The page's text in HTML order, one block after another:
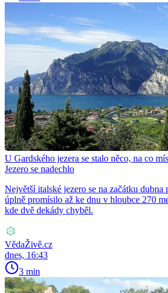
U Gardského jezera se stalo něco, na co
Jezero se nadechlo
Největší italské jezero se na začátku
úplně promísilo až ke dnu v hloubce 270
kde dvě dekády chyběl.
VědaŽivě.cz
dnes, 16:43
3 min